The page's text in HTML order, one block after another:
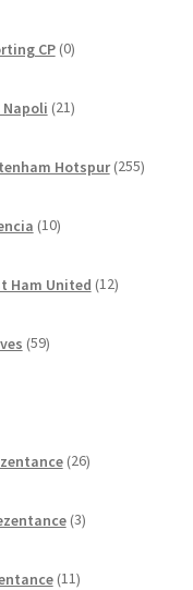
CP 0izdelkov
Napoli 21izdelkov
Hotspur 255
10izdelkov
Ham United 12izdelkov
59izdelkov
26izdelkov
3izdelki
11